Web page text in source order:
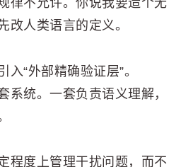
律不允许。你说我要造个无
改人类语言的定义。
“外部精确验证层”。
系统。一套负责语义理解，
程度上管理干扰问题，而不